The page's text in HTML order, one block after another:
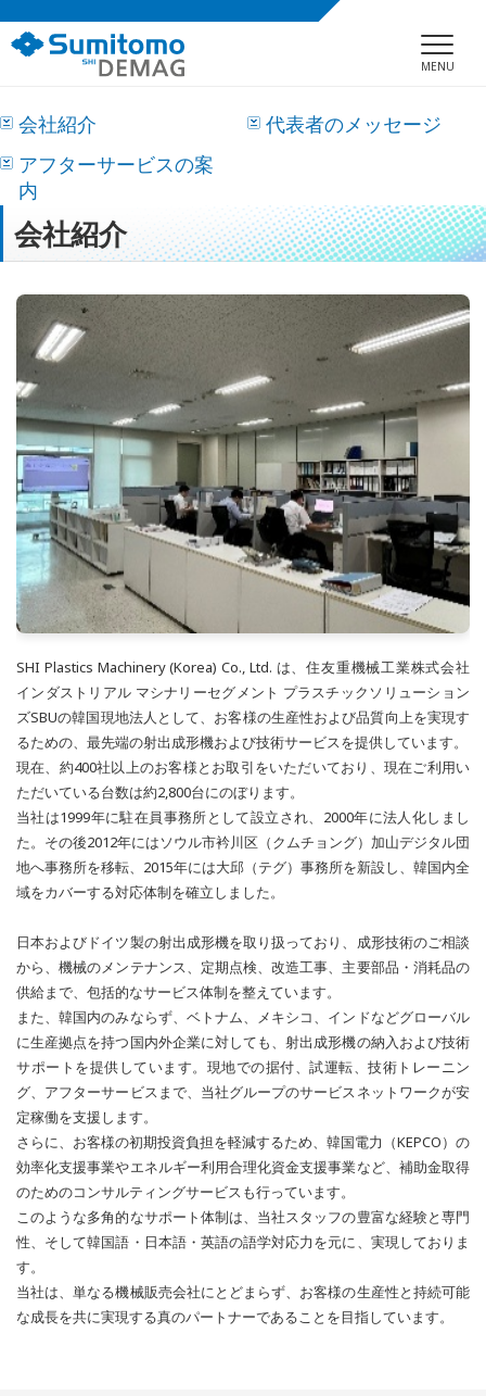
MENU
会社紹介
代表者のメッセージ
アフターサービスの案
内
会社紹介
SHI Plastics Machinery (Korea) Co., Ltd. は、住友重機械工業株式会社
インダストリアル マシナリーセグメント プラスチックソリューション
ズSBUの韓国現地法人として、お客様の生産性および品質向上を実現す
るための、最先端の射出成形機および技術サービスを提供しています。
現在、約400社以上のお客様とお取引をいただいており、現在ご利用い
ただいている台数は約2,800台にのぼります。
当社は1999年に駐在員事務所として設立され、2000年に法人化しまし
た。その後2012年にはソウル市衿川区（クムチョング）加山デジタル団
地へ事務所を移転、2015年には大邱（テグ）事務所を新設し、韓国内全
域をカバーする対応体制を確立しました。
日本およびドイツ製の射出成形機を取り扱っており、成形技術のご相談
から、機械のメンテナンス、定期点検、改造工事、主要部品・消耗品の
供給まで、包括的なサービス体制を整えています。
また、韓国内のみならず、ベトナム、メキシコ、インドなどグローバル
に生産拠点を持つ国内外企業に対しても、射出成形機の納入および技術
サポートを提供しています。現地での据付、試運転、技術トレーニン
グ、アフターサービスまで、当社グループのサービスネットワークが安
定稼働を支援します。
さらに、お客様の初期投資負担を軽減するため、韓国電力（KEPCO）の
効率化支援事業やエネルギー利用合理化資金支援事業など、補助金取得
のためのコンサルティングサービスも行っています。
このような多角的なサポート体制は、当社スタッフの豊富な経験と専門
性、そして韓国語・日本語・英語の語学対応力を元に、実現しておりま
す。
当社は、単なる機械販売会社にとどまらず、お客様の生産性と持続可能
な成長を共に実現する真のパートナーであることを目指しています。